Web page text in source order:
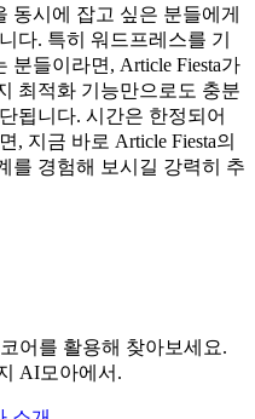
동시에 잡고 싶은 분들에게
다. 특히 워드프레스를 기
들이라면, Article Fiesta가
최적화 기능만으로도 충분
됩니다. 시간은 한정되어
, 지금 바로 Article Fiesta의
를 경험해 보시길 강력히 추
어를 활용해 찾아보세요.
AI모아에서.